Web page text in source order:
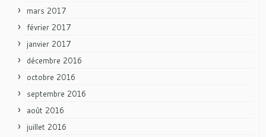
mars 2017
février 2017
janvier 2017
décembre 2016
octobre 2016
septembre 2016
août 2016
juillet 2016